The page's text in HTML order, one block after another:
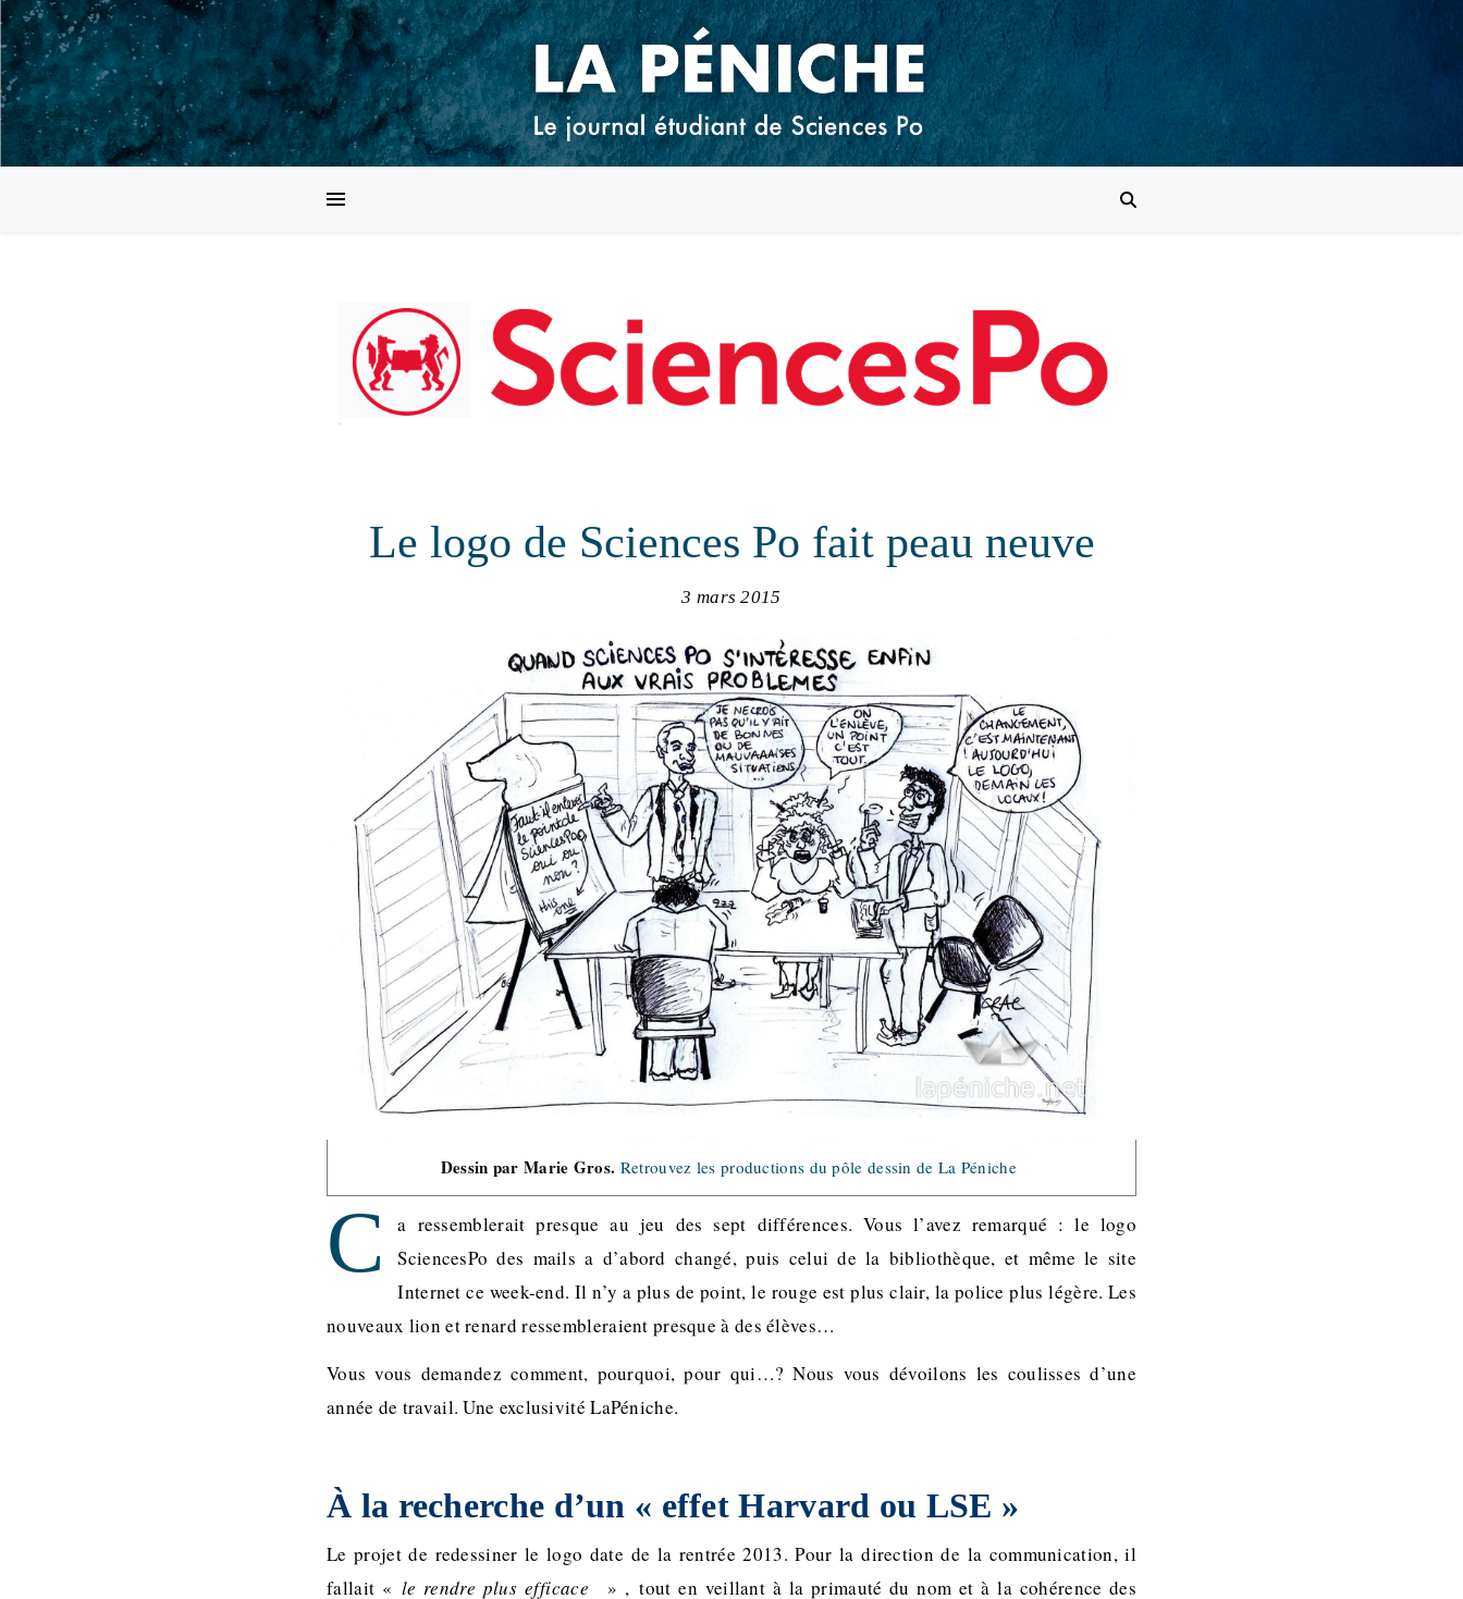
Le logo de Sciences Po fait peau neuve
3 mars 2015
Dessin par Marie Gros. Retrouvez les productions du pôle dessin de La Péniche
C
a ressemblerait presque au jeu des sept différences. Vous l’avez remarqué : le logo
SciencesPo des mails a d’abord changé, puis celui de la bibliothèque, et même le site
Internet ce week-end. Il n’y a plus de point, le rouge est plus clair, la police plus légère. Les
nouveaux lion et renard ressembleraient presque à des élèves…
Vous vous demandez comment, pourquoi, pour qui…? Nous vous dévoilons les coulisses d’une
année de travail. Une exclusivité LaPéniche.
À la recherche d’un « effet Harvard ou LSE »
Le projet de redessiner le logo date de la rentrée 2013. Pour la direction de la communication, il
fallait « le rendre plus efficace
» , tout en veillant à la primauté du nom et à la cohérence des